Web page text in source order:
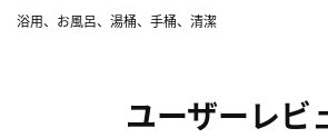
浴用、お風呂、湯桶、手桶、清潔
ユーザーレビ